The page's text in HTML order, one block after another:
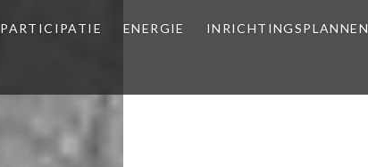
PARTICIPATIE ENERGIE INRICHTINGSPLANNEN